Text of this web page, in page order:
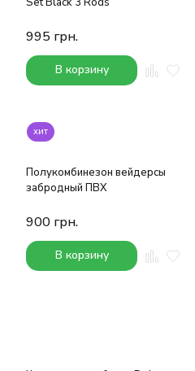
995 грн.
В корзину
хит
Полукомбинезон вейдерсы
забродный ПВХ
900 грн.
В корзину